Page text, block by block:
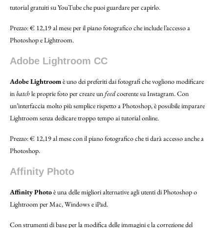
tutorial gratuiti su YouTube che puoi guardare per capirlo.
Prezzo: € 12,19 al mese per il piano fotografico che include l’accesso a
Photoshop e Lightroom.
Adobe Lightroom CC
Adobe Lightroomè uno dei preferiti dai fotografi che vogliono modificare
inbatchle proprie foto per creare unfeedcoerente su Instagram. Con
un’interfaccia molto più semplice rispetto a Photoshop, è possibile imparare
Lightroom senza dedicare troppo tempo ai tutorial online.
Prezzo: € 12,19 al mese con il piano fotografico che ti darà accesso anche a
Photoshop.
Affinity Photo
Affinity Photoè una delle migliori alternative agli utenti di Photoshop o
Lightroom per Mac, Windows e iPad.
Con strumenti di base per la modifica delle immagini e la correzione del